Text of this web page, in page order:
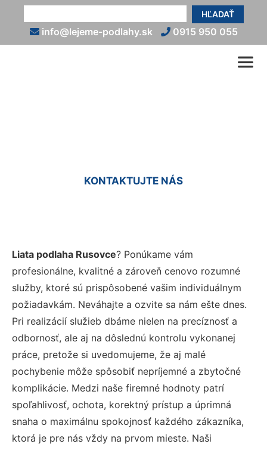
HĽADAŤ
info@lejeme-podlahy.sk 0915 950 055
KONTAKTUJTE NÁS
Liata podlaha Rusovce? Ponúkame vám
profesionálne, kvalitné a zároveň cenovo rozumné
služby, ktoré sú prispôsobené vašim individuálnym
požiadavkám. Neváhajte a ozvite sa nám ešte dnes.
Pri realizácií služieb dbáme nielen na precíznosť a
odbornosť, ale aj na dôslednú kontrolu vykonanej
práce, pretože si uvedomujeme, že aj malé
pochybenie môže spôsobiť nepríjemné a zbytočné
komplikácie. Medzi naše firemné hodnoty patrí
spoľahlivosť, ochota, korektný prístup a úprimná
snaha o maximálnu spokojnosť každého zákazníka,
ktorá je pre nás vždy na prvom mieste. Naši